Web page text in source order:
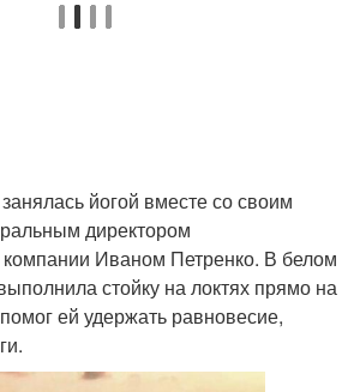
йогой вместе со своим
директором
компании Иваном Петренко. В белом
стойку на локтях прямо на
ей удержать равновесие,